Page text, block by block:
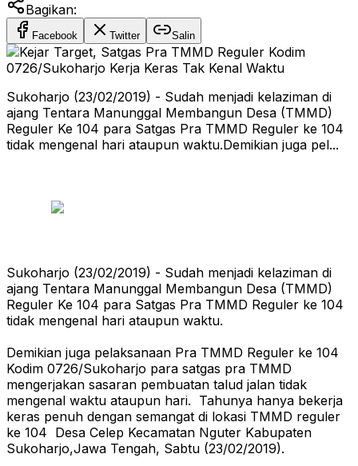
Bagikan:
Facebook Twitter Salin
Sukoharjo (23/02/2019) - Sudah menjadi kelaziman di
ajang Tentara Manunggal Membangun Desa (TMMD)
Reguler Ke 104 para Satgas Pra TMMD Reguler ke 104
tidak mengenal hari ataupun waktu.Demikian juga pel...
Sukoharjo (23/02/2019) - Sudah menjadi kelaziman di
ajang Tentara Manunggal Membangun Desa (TMMD)
Reguler Ke 104 para Satgas Pra TMMD Reguler ke 104
tidak mengenal hari ataupun waktu.
Demikian juga pelaksanaan Pra TMMD Reguler ke 104
Kodim 0726/Sukoharjo para satgas pra TMMD
mengerjakan sasaran pembuatan talud jalan tidak
mengenal waktu ataupun hari. Tahunya hanya bekerja
keras penuh dengan semangat di lokasi TMMD reguler
ke 104 Desa Celep Kecamatan Nguter Kabupaten
Sukoharjo,Jawa Tengah, Sabtu (23/02/2019).